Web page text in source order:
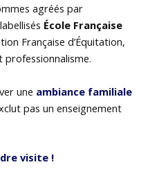
agréés par
École Française
Française d’Équitation,
une ambiance familiale
pas un enseignement
visite !